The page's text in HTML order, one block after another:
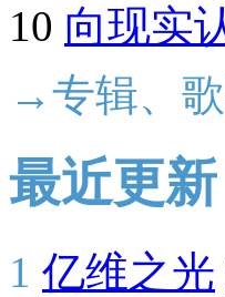
10 向现实
→专辑、
最近更新
1 亿维之光